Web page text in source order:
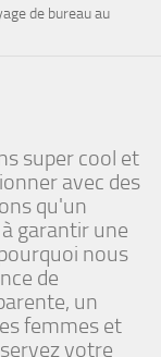
de bureau au
super cool et
avec des
qu'un
garantir une
nous
de
un
femmes et
votre